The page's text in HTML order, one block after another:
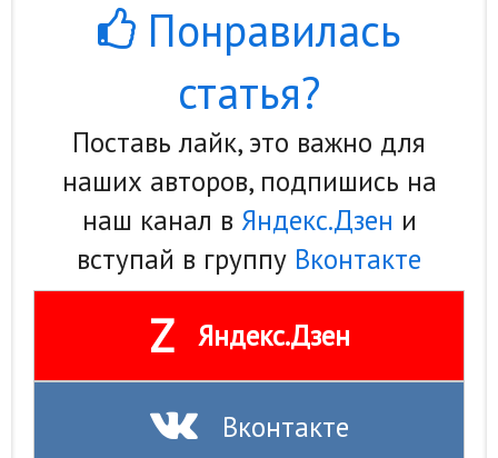
Понравилась
статья?
Поставь лайк, это важно для
наших авторов, подпишись на
наш канал в Яндекс.Дзен и
вступай в группу Вконтакте
Z Яндекс.Дзен
Вконтакте